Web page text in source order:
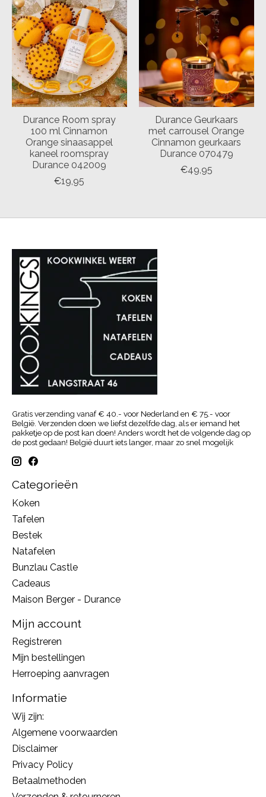
Durance Room spray
100 ml Cinnamon
Orange sinaasappel
kaneel roomspray
Durance 042009
€19,95
Durance Geurkaars
met carrousel Orange
Cinnamon geurkaars
Durance 070479
€49,95
Gratis verzending vanaf € 40.- voor Nederland en € 75.- voor
België. Verzenden doen we liefst dezelfde dag, als er iemand het
pakketje op de post kan doen! Anders wordt het de volgende dag op
de post gedaan! België duurt iets langer, maar zo snel mogelijk
Categorieën
Koken
Tafelen
Bestek
Natafelen
Bunzlau Castle
Cadeaus
Maison Berger - Durance
Mijn account
Registreren
Mijn bestellingen
Herroeping aanvragen
Informatie
Wij zijn:
Algemene voorwaarden
Disclaimer
Privacy Policy
Betaalmethoden